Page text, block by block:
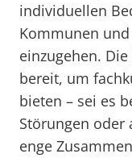
individuellen
Kommunen
einzugehen.
bereit, um
bieten – sei es
Störungen oder
enge